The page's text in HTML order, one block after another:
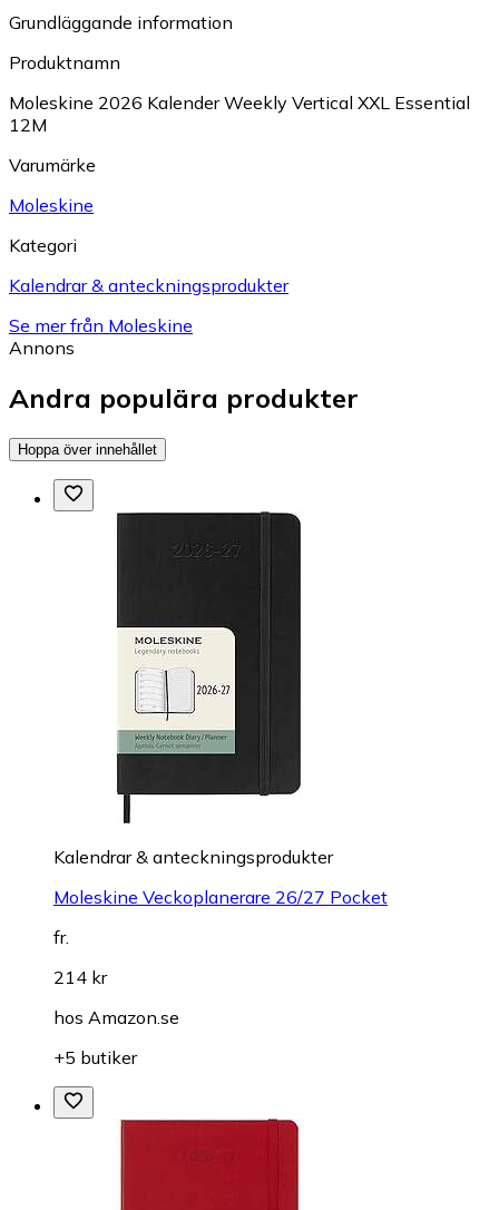
Grundläggande information
Produktnamn
Moleskine 2026 Kalender Weekly Vertical XXL Essential
12M
Varumärke
Moleskine
Kategori
Kalendrar & anteckningsprodukter
Se mer från Moleskine
Annons
Andra populära produkter
Hoppa över innehållet
Kalendrar & anteckningsprodukter
Moleskine Veckoplanerare 26/27 Pocket
fr.
214 kr
hos Amazon.se
+5 butiker